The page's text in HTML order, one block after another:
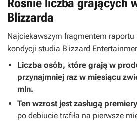
Rośnie liczba grających
Blizzarda
Najciekawszym fragmentem raportu
kondycji studia Blizzard
Liczba osób, które grają w
przynajmniej raz w miesiącu
mln.
Ten wzrost jest zasługą premiery
po debiucie trafiła na pierwsze